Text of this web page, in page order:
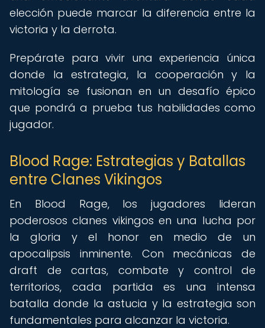
elección puede marcar la diferencia entre la
victoria y la derrota.
Prepárate para vivir una experiencia única
donde la estrategia, la cooperación y la
mitología se fusionan en un desafío épico
que pondrá a prueba tus habilidades como
jugador.
Blood Rage: Estrategias y Batallas
entre Clanes Vikingos
En Blood Rage, los jugadores lideran
poderosos clanes vikingos en una lucha por
la gloria y el honor en medio de un
apocalipsis inminente. Con mecánicas de
draft de cartas, combate y control de
territorios, cada partida es una intensa
batalla donde la astucia y la estrategia son
fundamentales para alcanzar la victoria.